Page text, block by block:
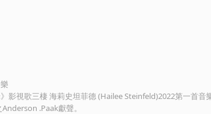
影視歌三棲 海莉史坦菲德 (Hailee Steinfeld)2022第一首
.Paak獻聲。